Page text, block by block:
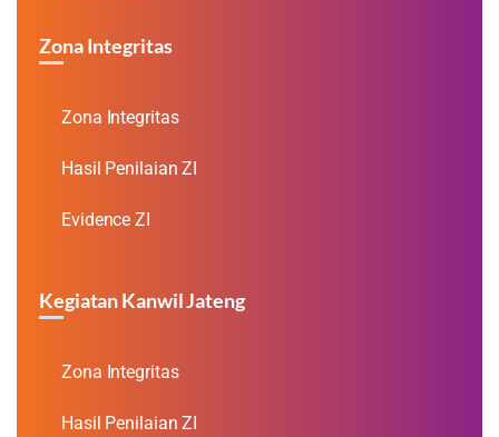
Zona Integritas
Zona Integritas
Hasil Penilaian ZI
Evidence ZI
Kegiatan Kanwil Jateng
Zona Integritas
Hasil Penilaian ZI